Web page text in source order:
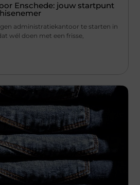
Enschede: jouw startpunt
administratiekantoor te starten in
wél doen met een frisse,